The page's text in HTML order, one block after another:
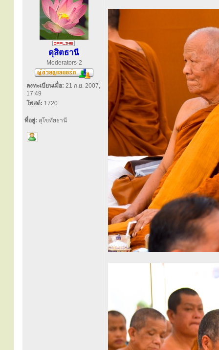
ดุสิตธานี
Moderators-2
ลงทะเบียนเมื่อ: 21 ก.ย. 2007,
17:49
โพสต์: 1720
ที่อยู่: สุโขทัยธานี